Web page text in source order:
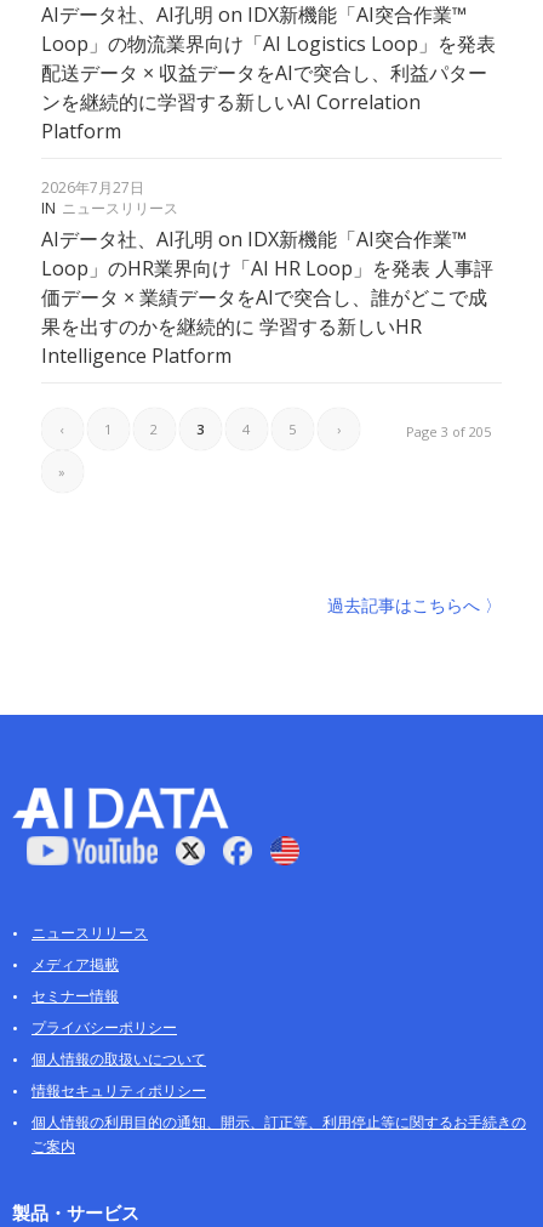
AIデータ社、AI孔明 on IDX新機能「AI突合作業™
Loop」の物流業界向け「AI Logistics Loop」を発表
配送データ × 収益データをAIで突合し、利益パター
ンを継続的に学習する新しいAI Correlation
Platform
2026年7月27日
IN ニュースリリース
AIデータ社、AI孔明 on IDX新機能「AI突合作業™
Loop」のHR業界向け「AI HR Loop」を発表 人事評
価データ × 業績データをAIで突合し、誰がどこで成
果を出すのかを継続的に 学習する新しいHR
Intelligence Platform
Page 3 of 205
‹ 1 2 3 4 5 ›
»
過去記事はこちらへ 〉
ニュースリリース
メディア掲載
セミナー情報
プライバシーポリシー
個人情報の取扱いについて
情報セキュリティポリシー
個人情報の利用目的の通知、開示、訂正等、利用停止等に関するお手続きの
ご案内
製品・サービス